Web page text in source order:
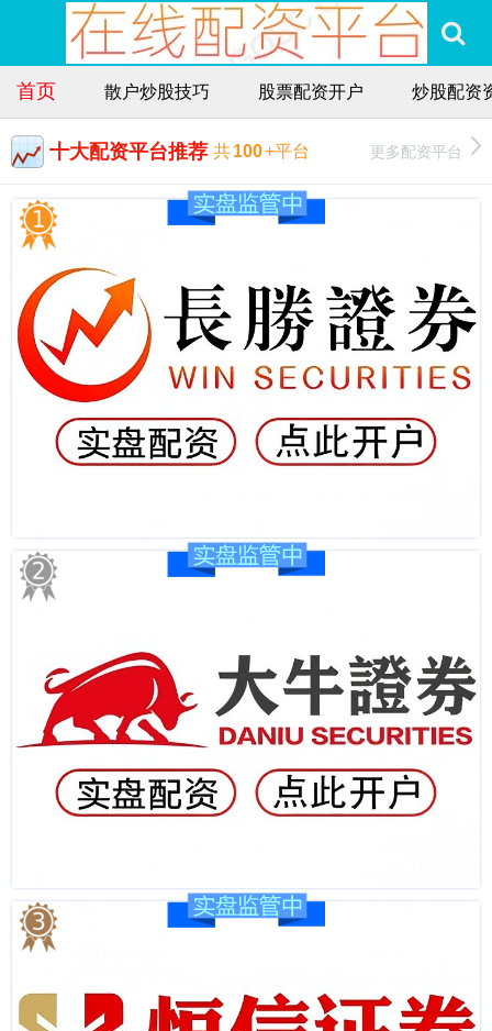
首页 散户炒股技巧 股票配资开户 炒股配资
十大配资平台推荐 共100+平台 更多配资平台